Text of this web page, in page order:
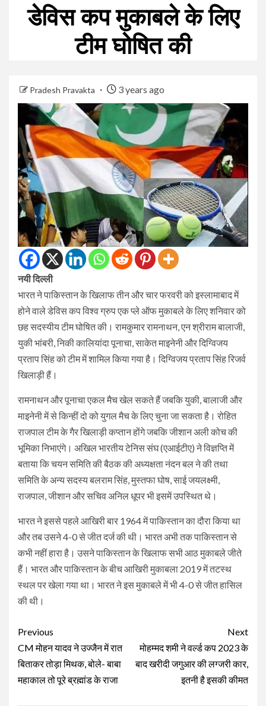
डेविस कप मुकाबले के लिए
टीम घोषित की
Pradesh Pravakta 3 years ago
नयी दिल्ली
भारत ने पाकिस्तान के खिलाफ तीन और चार फरवरी को इस्लामाबाद में
होने वाले डेविस कप विश्व ग्रुप एक प्ले ऑफ मुकाबले के लिए शनिवार को
छह सदस्यीय टीम घोषित की। रामकुमार रामनाथन, एन श्रीराम बालाजी,
युकी भांबरी, निकी कालियांदा पूनाचा, साकेत माइनेनी और दिग्विजय
प्रताप सिंह को टीम में शामिल किया गया है। दिग्विजय प्रताप सिंह रिजर्व
खिलाड़ी हैं।
रामनाथन और पूनाचा एकल मैच खेल सकते हैं जबकि युकी, बालाजी और
माइनेनी में से किन्हीं दो को युगल मैच के लिए चुना जा सकता है। रोहित
राजपाल टीम के गैर खिलाड़ी कप्तान होंगे जबकि जीशान अली कोच की
भूमिका निभाएंगे। अखिल भारतीय टेनिस संघ (एआईटीए) ने विज्ञप्ति में
बताया कि चयन समिति की बैठक की अध्यक्षता नंदन बल ने की तथा
समिति के अन्य सदस्य बलराम सिंह, मुस्तफा घोष, साई जयलक्ष्मी,
राजपाल, जीशान और सचिव अनिल धूपर भी इसमें उपस्थित थे।
भारत ने इससे पहले आखिरी बार 1964 में पाकिस्तान का दौरा किया था
और तब उसने 4-0 से जीत दर्ज की थी। भारत अभी तक पाकिस्तान से
कभी नहीं हारा है। उसने पाकिस्तान के खिलाफ सभी आठ मुकाबले जीते
हैं। भारत और पाकिस्तान के बीच आखिरी मुकाबला 2019 में तटस्थ
स्थल पर खेला गया था। भारत ने इस मुकाबले में भी 4-0 से जीत हासिल
की थी।
Continue
Reading
Previous
CM मोहन यादव ने उज्जैन में रात
बिताकर तोड़ा मिथक, बोले- बाबा
महाकाल तो पूरे ब्रह्मांड के राजा
Next
मोहम्मद शमी ने वर्ल्ड कप 2023 के
बाद खरीदी जगुआर की लग्जरी कार,
इतनी है इसकी कीमत